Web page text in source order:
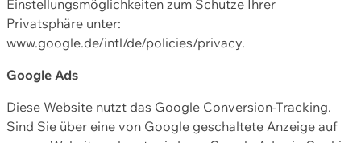
Einstellungsmöglichkeiten zum Schutze Ihrer
Privatsphäre unter:
www.google.de/intl/de/policies/privacy.
Google Ads
Diese Website nutzt das Google Conversion-Tracking.
Sind Sie über eine von Google geschaltete Anzeige auf